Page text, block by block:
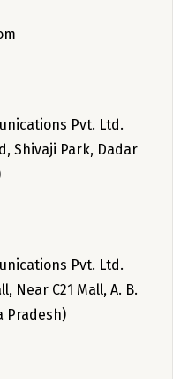
Pvt. Ltd.
Shivaji Park, Dadar
Pvt. Ltd.
Near C21 Mall, A. B.
Pradesh)